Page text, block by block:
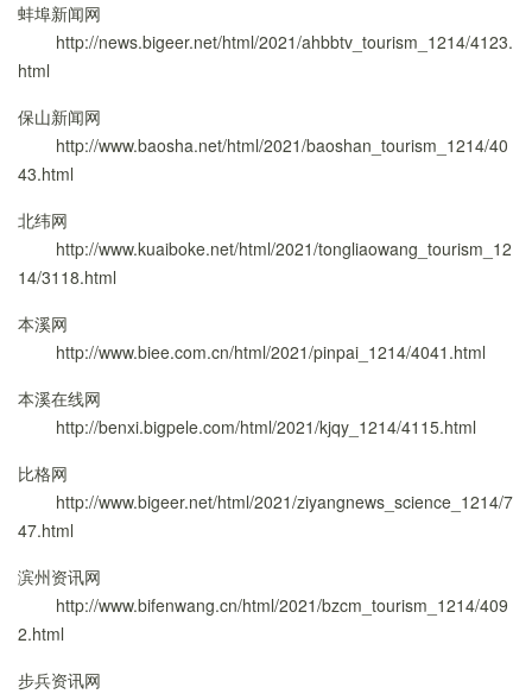
蚌埠新闻网
http://news.bigeer.net/html/2021/ahbbtv_tourism_1214/4123.
html
保山新闻网
http://www.baosha.net/html/2021/baoshan_tourism_1214/40
43.html
北纬网
http://www.kuaiboke.net/html/2021/tongliaowang_tourism_12
14/3118.html
本溪网
http://www.biee.com.cn/html/2021/pinpai_1214/4041.html
本溪在线网
http://benxi.bigpele.com/html/2021/kjqy_1214/4115.html
比格网
http://www.bigeer.net/html/2021/ziyangnews_science_1214/7
47.html
滨州资讯网
http://www.bifenwang.cn/html/2021/bzcm_tourism_1214/409
2.html
步兵资讯网